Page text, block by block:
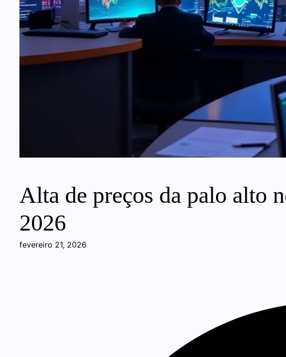
Alta de preços da palo alto
2026
fevereiro 21, 2026